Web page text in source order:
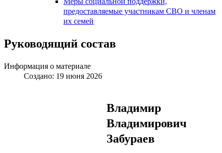
предоставляемые участникам СВО и членам
их семей
Руководящий состав
Информация о материале
Создано: 19 июня 2026
Владимир
Владимирович
Забураев